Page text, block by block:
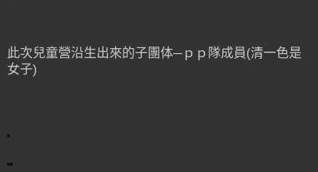
此次兒童營沿生出來的子團体─ｐｐ隊成員(清一色是
女子)